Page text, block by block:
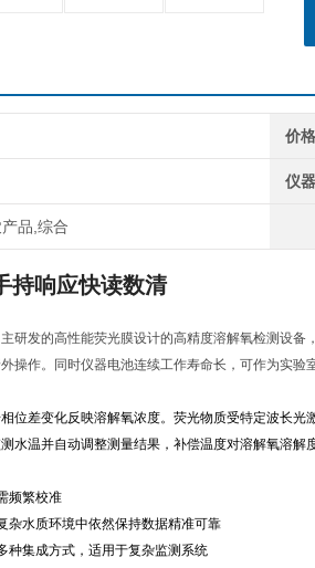
价
仪
品,综合
持响应快读数清
研发的高性能荧光膜设计的高精度溶解氧检测设备
操作。同时仪器电池连续工作寿命长，可作为实验
相位差变化反映溶解氧浓度。荧光物质受特定波长
水温并自动调整测量结果，补偿温度对溶解氧溶解
频繁校准
杂水质环境中依然保持数据精准可靠
种集成方式，适用于复杂监测系统